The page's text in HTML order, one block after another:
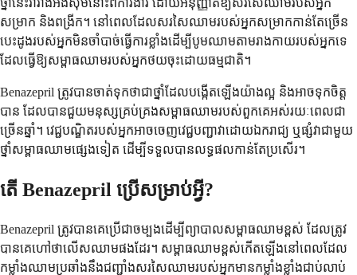
ថ្នាំនេះរារាំងអង់ស៊ីមនោះពីការងារ ដោយអនុញ្ញាតឱ្យសរសៃឈាមរបស់អ្នក
សម្រាក និងពង្រីក។ នៅពេលដែលសរសៃឈាមរបស់អ្នកសម្រាកកាន់តែច្រើន
បេះដូងរបស់អ្នកមិនចាំបាច់ធ្វើការខ្លាំងដើម្បីបូមឈាមតាមរាងកាយរបស់អ្នកទេ
ដែលធ្វើឱ្យសម្ពាធឈាមរបស់អ្នកថយចុះដោយធម្មជាតិ។
Benazepril ត្រូវបានចាត់ទុកថាជាថ្នាំដែលបង្កើតឡើងយ៉ាងល្អ និងអាចទុកចិត្ត
បាន ដែលបានជួយមនុស្សគ្រប់គ្រងសម្ពាធឈាមរបស់ពួកគេអស់រយៈពេលជា
ច្រើនឆ្នាំ។ វេជ្ជបណ្ឌិតរបស់អ្នកអាចចេញវេជ្ជបញ្ជាវាដោយឯករាជ្យ ឬផ្សំវាជាមួយ
ថ្នាំសម្ពាធឈាមផ្សេងទៀត ដើម្បីទទួលបានលទ្ធផលកាន់តែប្រសើរ។
តើ Benazepril ប្រើសម្រាប់អ្វី?
Benazepril ត្រូវបានគេប្រើជាចម្បងដើម្បីព្យាបាលសម្ពាធឈាមខ្ពស់ ដែលត្រូវ
បានគេហៅថាលើសឈាមផងដែរ។ សម្ពាធឈាមខ្ពស់កើតឡើងនៅពេលដែល
កម្លាំងឈាមប្រឆាំងនឹងជញ្ជាំងសរសៃឈាមរបស់អ្នកមានកម្លាំងខ្លាំងជាប់លាប់